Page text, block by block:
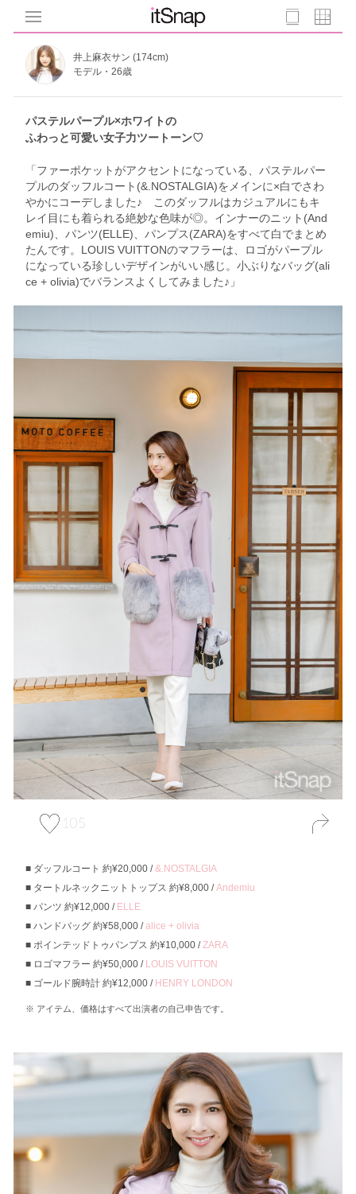
井上麻衣サン (174cm)
モデル・26歳
パステルパープル×ホワイトの
ふわっと可愛い女子力ツートーン♡
「ファーポケットがアクセントになっている、パステルパー
プルのダッフルコート(&.NOSTALGIA)をメインに×白でさわ
やかにコーデしました♪ このダッフルはカジュアルにもキ
レイ目にも着られる絶妙な色味が◎。インナーのニット(And
emiu)、パンツ(ELLE)、パンプス(ZARA)をすべて白でまとめ
たんです。LOUIS VUITTONのマフラーは、ロゴがパープル
になっている珍しいデザインがいい感じ。小ぶりなバッグ(ali
ce + olivia)でバランスよくしてみました♪」
105
ダッフルコート 約¥20,000 /&.NOSTALGIA
タートルネックニットトップス 約¥8,000 /Andemiu
パンツ 約¥12,000 / ELLE
ハンドバッグ 約¥58,000 /alice + olivia
ポインテッドトゥパンプス 約¥10,000 /ZARA
ロゴマフラー 約¥50,000 / LOUIS VUITTON
ゴールド腕時計 約¥12,000 / HENRY LONDON
アイテム、価格はすべて出演者の自己申告です。